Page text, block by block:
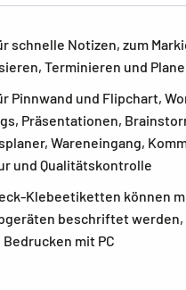
schnelle Notizen, zum
Terminieren und
Pinnwand und Flipchart,
Präsentationen,
Wareneingang,
und Qualitätskontrolle
Klebeetiketten können
beschriftet
mit PC